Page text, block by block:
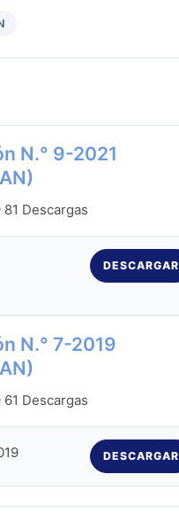
N.° 9-2021
81 Descargas
DESCARGAR
N.° 7-2019
61 Descargas
DESCARGAR